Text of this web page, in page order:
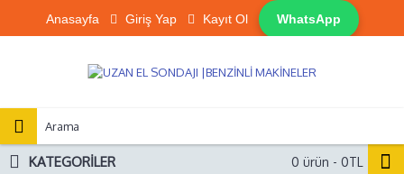
Anasayfa Giriş Yap Kayıt Ol WhatsApp
0 ürün - 0TL
KATEGORILER